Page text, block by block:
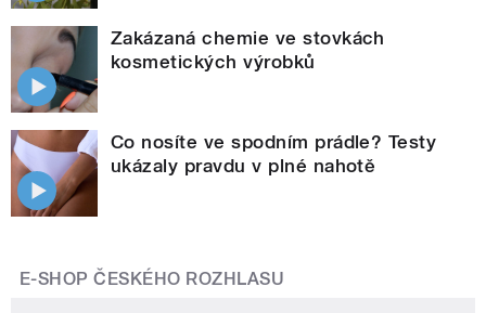
Zakázaná chemie ve stovkách
kosmetických výrobků
Co nosíte ve spodním prádle? Testy
ukázaly pravdu v plné nahotě
E-SHOP ČESKÉHO ROZHLASU